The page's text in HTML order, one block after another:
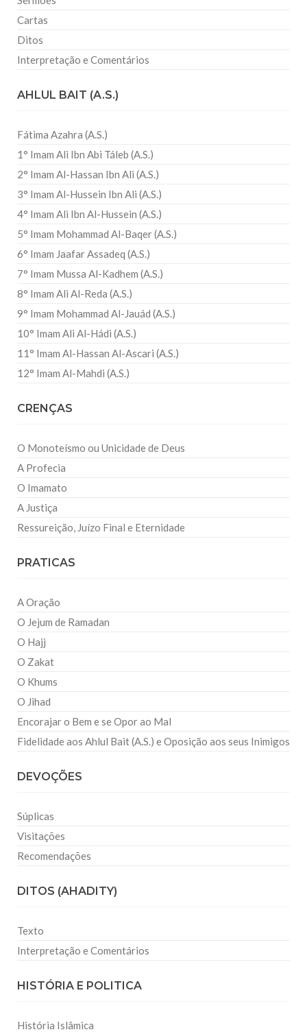
Cartas
Ditos
Interpretação e Comentários
AHLUL BAIT (A.S.)
Fátima Azahra (A.S.)
1° Imam Ali Ibn Abi Táleb (A.S.)
2° Imam Al-Hassan Ibn Ali (A.S.)
3° Imam Al-Hussein Ibn Ali (A.S.)
4° Imam Ali Ibn Al-Hussein (A.S.)
5° Imam Mohammad Al-Baqer (A.S.)
6° Imam Jaafar Assadeq (A.S.)
7° Imam Mussa Al-Kadhem (A.S.)
8° Imam Ali Al-Reda (A.S.)
9° Imam Mohammad Al-Jauád (A.S.)
10° Imam Ali Al-Hádi (A.S.)
11° Imam Al-Hassan Al-Ascari (A.S.)
12° Imam Al-Mahdi (A.S.)
CRENÇAS
O Monoteísmo ou Unicidade de Deus
A Profecia
O Imamato
A Justiça
Ressureição, Juízo Final e Eternidade
PRATICAS
A Oração
O Jejum de Ramadan
O Hajj
O Zakat
O Khums
O Jihad
Encorajar o Bem e se Opor ao Mal
Fidelidade aos Ahlul Bait (A.S.) e Oposição aos seus Inimigos
DEVOÇÕES
Súplicas
Visitações
Recomendações
DITOS (AHADITY)
Texto
Interpretação e Comentários
HISTÓRIA E POLITICA
História Islâmica